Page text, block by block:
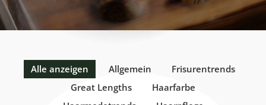
Alle anzeigen Allgemein
Frisurentrends
Great Lengths
Haarfarbe